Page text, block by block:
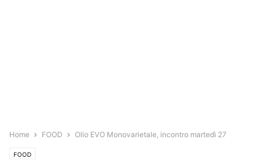
Home FOOD Olio EVO Monovarietale, incontro martedì 27
FOOD